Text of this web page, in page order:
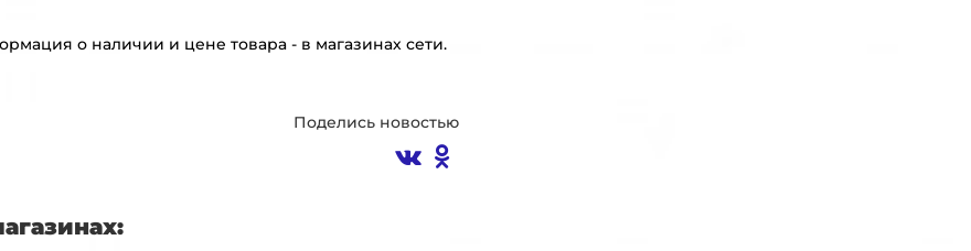
о наличии и цене товара - в магазинах сети.
Поделись новостью